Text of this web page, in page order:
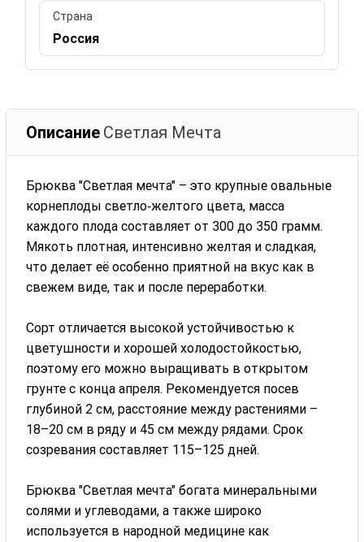
Страна
Россия
Описание Светлая Мечта
Брюква "Светлая мечта" – это крупные овальные
корнеплоды светло‑желтого цвета, масса
каждого плода составляет от 300 до 350 грамм.
Мякоть плотная, интенсивно желтая и сладкая,
что делает её особенно приятной на вкус как в
свежем виде, так и после переработки.
Сорт отличается высокой устойчивостью к
цветушности и хорошей холодостойкостью,
поэтому его можно выращивать в открытом
грунте с конца апреля. Рекомендуется посев
глубиной 2 см, расстояние между растениями –
18–20 см в ряду и 45 см между рядами. Срок
созревания составляет 115–125 дней.
Брюква "Светлая мечта" богата минеральными
солями и углеводами, а также широко
используется в народной медицине как